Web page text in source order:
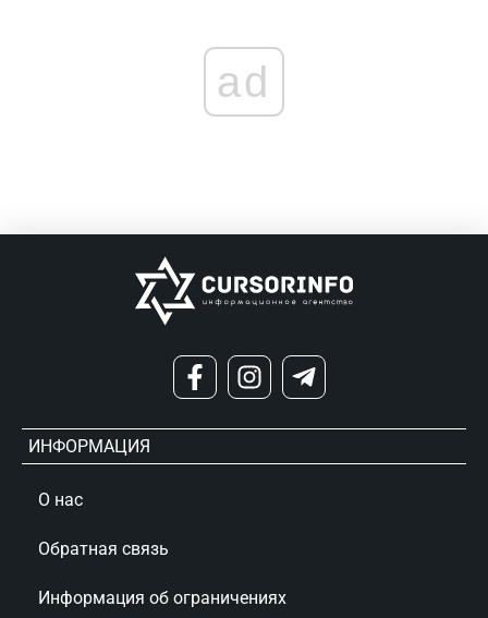
ad
ИНФОРМАЦИЯ
О нас
Обратная связь
Информация об ограничениях